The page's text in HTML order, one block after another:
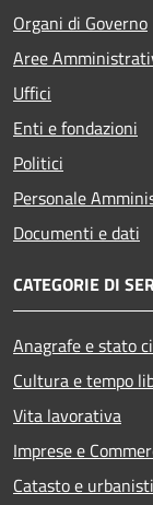
Organi di Governo
Aree
Uffici
Enti e fondazioni
Politici
Personale
Documenti e dati
CATEGORIE DI
Anagrafe e stato
Cultura e tempo
Vita lavorativa
Imprese e
Catasto e